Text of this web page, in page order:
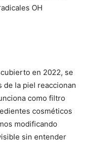
OH
en 2022, se
de la piel reaccionan
como filtro
cosméticos
modificando
sin entender